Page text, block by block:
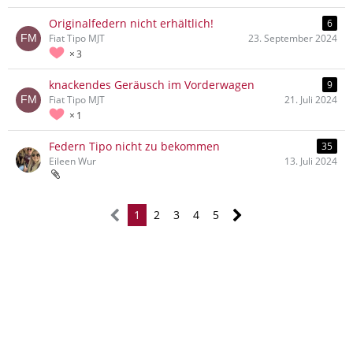
Originalfedern nicht erhältlich! 6
3
Fiat Tipo MJT 23. September 2024
knackendes Geräusch im Vorderwagen 9
1
Fiat Tipo MJT 21. Juli 2024
Federn Tipo nicht zu bekommen
35
Eileen Wur
13. Juli 2024
1 2 3 4 5